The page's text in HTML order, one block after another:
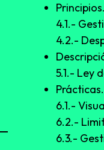
Principios.
4.1.-
4.2.-
5.1.- Ley
Prácticas.
6.1.-
6.2.-
6.3.-